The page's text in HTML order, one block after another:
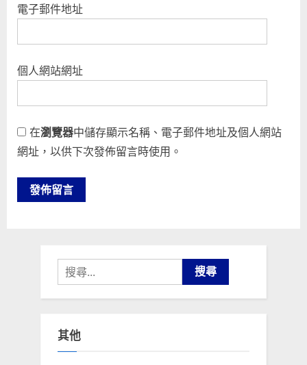
電子郵件地址
個人網站網址
在瀏覽器中儲存顯示名稱、電子郵件地址及個人網站
網址，以供下次發佈留言時使用。
搜
尋
關
字:
其他